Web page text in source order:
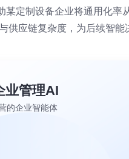
某定制设备企业将通用化率
供应链复杂度，为后续智能
业管理AI
的企业智能体